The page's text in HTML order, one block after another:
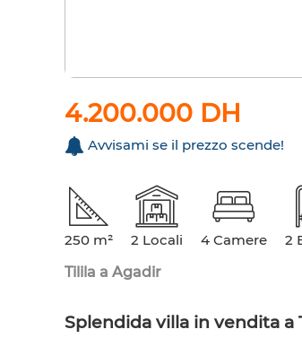
4.200.000 DH
Avvisami se il prezzo scende!
250 m² 2 Locali 4 Camere
2
Tilila a Agadir
Splendida villa in vendita a